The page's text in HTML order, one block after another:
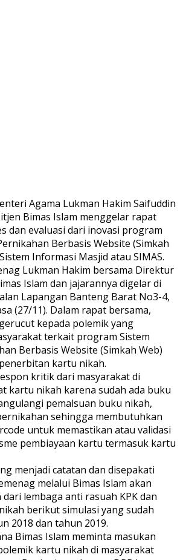
Agama Lukman Hakim Saifuddin
Bimas Islam menggelar rapat
dan evaluasi dari inovasi program
Berbasis Website (Simkah
Informasi Masjid atau SIMAS.
Lukman Hakim bersama Direktur
Islam dan jajarannya digelar di
Lapangan Banteng Barat No3-4,
(27/11). Dalam rapat bersama,
kepada polemik yang
terkait program Sistem
Berbasis Website (Simkah Web)
kartu nikah.
kritik dari masyarakat di
kartu nikah karena sudah ada buku
pemalsuan buku nikah,
sehingga membutuhkan
untuk memastikan atau validasi
pembiayaan kartu termasuk kartu
menjadi catatan dan disepakati
melalui Bimas Islam akan
lembaga anti rasuah KPK dan
berikut simulasi yang sudah
2018 dan tahun 2019.
Bimas Islam meminta masukan
kartu nikah di masyarakat